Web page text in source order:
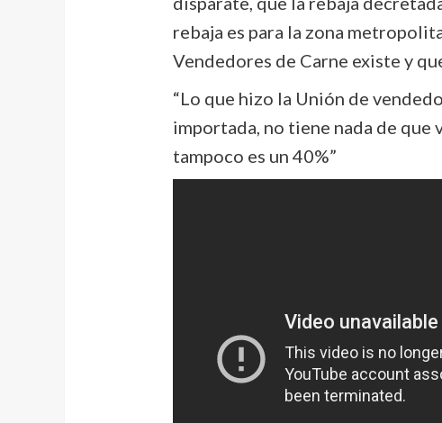
rebaja es para la zona
Vendedores de Carne existe y
“Lo que hizo la Unión de
importada, no tiene nada de que
tampoco es un 40%”